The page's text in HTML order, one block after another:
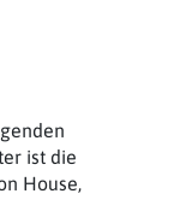
ist die
House,